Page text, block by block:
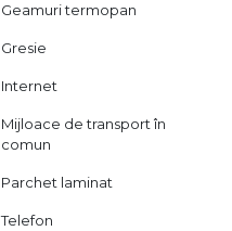
Geamuri termopan
Gresie
Internet
Mijloace de transport în
comun
Parchet laminat
Telefon